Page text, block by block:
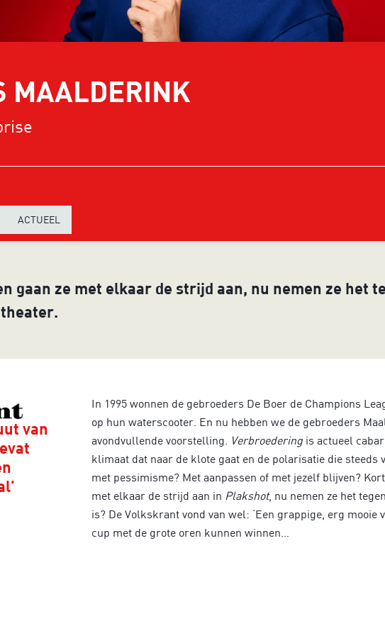
MAALDERINK
ACTUEEL
gaan ze met elkaar de strijd aan, nu nemen ze het
In 1995 wonnen de gebroeders De Boer de Champions
op hun waterscooter. En nu hebben we de gebroeders
avondvullende voorstelling.
Verbroedering is actueel
klimaat dat naar de klote gaat en de polarisatie die steeds
met pessimisme? Met aanpassen of met jezelf blijven?
met elkaar de strijd aan in Plakshot, nu nemen ze het
is? De Volkskrant vond van wel: ‘Een grappige, erg
cup met de grote oren kunnen winnen…
van